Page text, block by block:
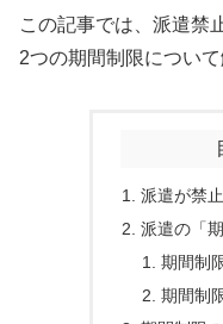
この記事では、派遣禁
2つの期間制限について
派遣が禁
派遣の「
期間制
期間制